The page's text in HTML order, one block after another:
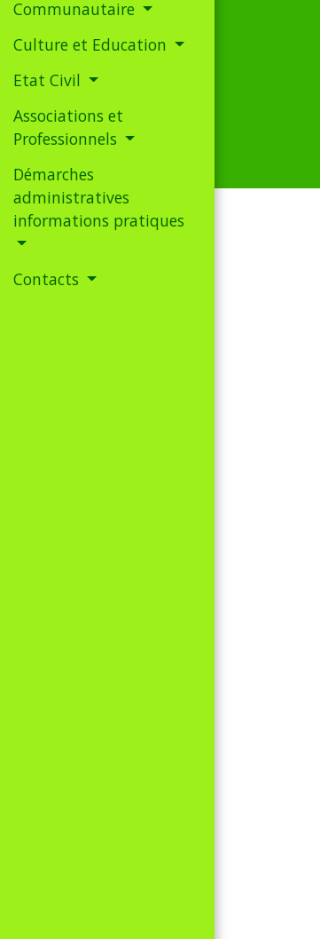
Communautaire
Culture et Education
Etat Civil
Associations et
Professionnels
Démarches
administratives
informations pratiques
Contacts